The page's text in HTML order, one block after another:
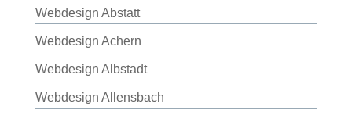
Webdesign Abstatt
Webdesign Achern
Webdesign Albstadt
Webdesign Allensbach